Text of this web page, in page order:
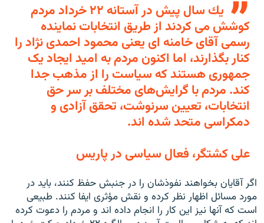
يك سال پيش در آستانه ۲۲ خرداد مردم
كوشش مى كردند از طريق انتخابات نماينده
رسمى آقاى خامنه اى يعنى محمود احمدى نژاد را
كنار بگذارند، اما اكنون مردم به امید ايجاد یک
جمهورى هستند كه سياست را از مذهب جدا
كند. مردم با گرايش‌هاى مختلف بر سر حق
انتخابات، تعيين سرنوشت، تحقق آزادى و
دمكراسى متحد شده اند.
على كشتگر، فعال سياسى در پاريس
اگر آقايان بخواهند نفوذشان را در جنبش حفظ كنند، بايد در
مورد مسائل اظهار نظر كرده و نقش مؤثرى ايفا كنند. طبيعى
است كه آنها نيز اين كار را انجام داده اند و مردم را دعوت كرده